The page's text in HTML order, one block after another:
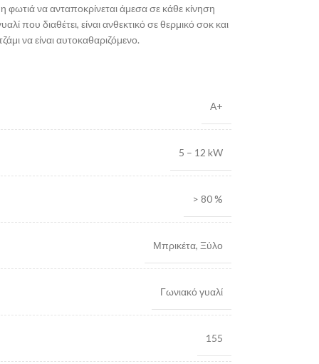
να ανταποκρίνεται άμεσα σε κάθε κίνηση
που διαθέτει, είναι ανθεκτικό σε θερμικό σοκ και
να είναι αυτοκαθαριζόμενο.
Α+
5 – 12 kW
> 80 %
Μπρικέτα, Ξύλο
Γωνιακό γυαλί
155